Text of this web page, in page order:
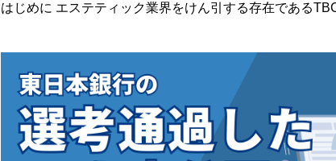
はじめに エステティック業界をけん引する存在である